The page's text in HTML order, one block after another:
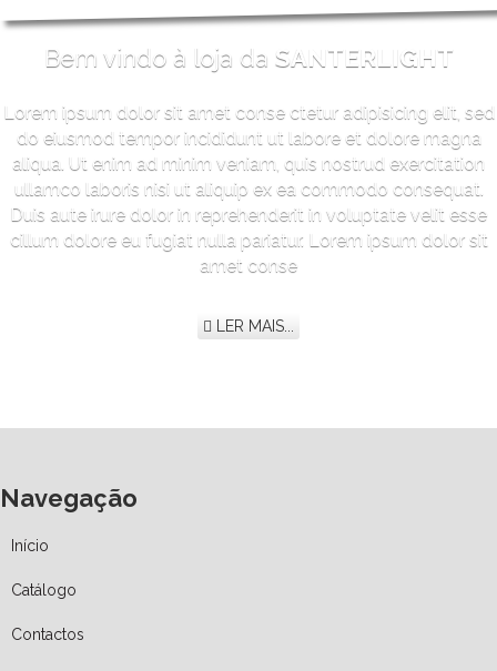
Bem vindo à loja da SANTERLIGHT
Lorem ipsum dolor sit amet conse ctetur adipisicing elit, sed
do eiusmod tempor incididunt ut labore et dolore magna
aliqua. Ut enim ad minim veniam, quis nostrud exercitation
ullamco laboris nisi ut aliquip ex ea commodo consequat.
Duis aute irure dolor in reprehenderit in voluptate velit esse
cillum dolore eu fugiat nulla pariatur. Lorem ipsum dolor sit
amet conse
LER MAIS...
Navegação
Início
Catálogo
Contactos